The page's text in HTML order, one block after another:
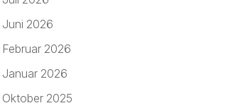
Juni 2026
Februar 2026
Januar 2026
Oktober 2025